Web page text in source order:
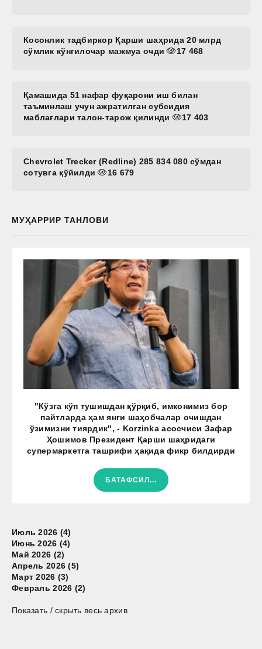
Косонлик тадбиркор Қарши шаҳрида 20 млрд
сўмлик кўнгилочар мажмуа очди
17 468
Қамашида 51 нафар фуқарони иш билан
таъминлаш учун ажратилган субсидия
маблағлари талон-тарож қилинди
17 403
Chevrolet Trecker (Redline) 285 834 080 сўмдан
сотувга қўйилди
16 679
МУҲАРРИР ТАНЛОВИ
"Кўзга кўп тушишдан қўрқиб, имконимиз бор
пайтларда ҳам янги шаҳобчалар очишдан
ўзимизни тиярдик", - Korzinka асосчиси Зафар
Ҳошимов Президент Қарши шаҳридаги
супермаркетга ташрифи ҳақида фикр билдирди
БАТАФСИЛ...
Июль 2026 (4)
Июнь 2026 (4)
Май 2026 (2)
Апрель 2026 (5)
Март 2026 (3)
Февраль 2026 (2)
Показать / скрыть весь архив